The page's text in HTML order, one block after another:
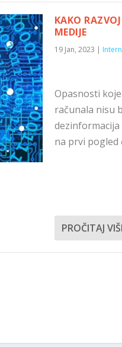
KAKO
MEDIJE
19 Jan, 2023 |
Opasnosti
računala nisu
na prvi
PROČITAJ